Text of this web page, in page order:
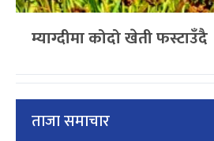
म्याग्दीमा कोदो खेती फस्टाउँदै
ताजा समाचार